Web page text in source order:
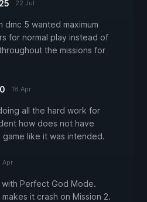
22 Jul
dmc 5 wanted maximum
for normal play instead of
the missions for
18 Apr
all the hard work for
how does not have
like it was intended.
Apr
Perfect God Mode.
it crash on Mission 2.